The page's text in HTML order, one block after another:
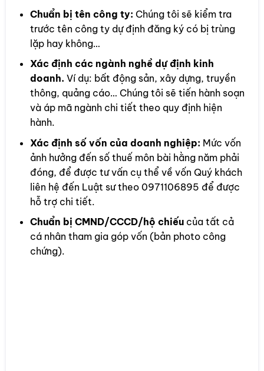
Chuẩn bị tên công ty: Chúng tôi sẽ kiểm tra
trước tên công ty dự định đăng ký có bị trùng
lặp hay không…
Xác định các ngành nghề dự định kinh
doanh. Ví dụ: bất động sản, xây dựng, truyền
thông, quảng cáo… Chúng tôi sẽ tiến hành soạn
và áp mã ngành chi tiết theo quy định hiện
hành.
Xác định số vốn của doanh nghiệp: Mức vốn
ảnh hưởng đến số thuế môn bài hằng năm phải
đóng, để được tư vấn cụ thể về vốn Quý khách
liên hệ đến Luật sư theo 0971106895 để được
hỗ trợ chi tiết.
Chuẩn bị CMND/CCCD/hộ chiếucủa tất cả
cá nhân tham gia góp vốn (bản photo công
chứng).